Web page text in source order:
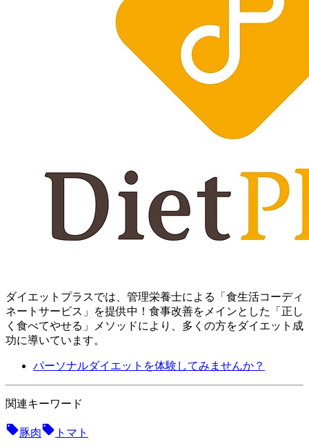
ダイエットプラスでは、管理栄養士による「食生活コーディ
ネートサービス」を提供中！ 食事改善をメインとした「正し
く食べてやせる」メソッドにより、多くの方をダイエット成
功に導いています。
パーソナルダイエットを体験してみませんか？
関連キーワード
豚肉 トマト